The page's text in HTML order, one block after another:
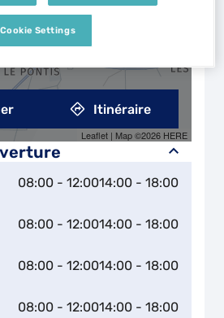
08:00 - 12:0014:00 - 18:00
08:00 - 12:0014:00 - 18:00
08:00 - 12:0014:00 - 18:00
08:00 - 12:0014:00 - 18:00
Leaflet | Map ©2026 HERE
Itinéraire
Cookie Settings